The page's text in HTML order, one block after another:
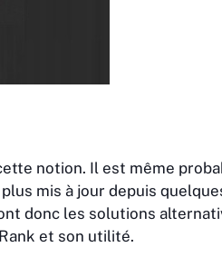
notion. Il est même
mis à jour depuis
donc les solutions
et son utilité.